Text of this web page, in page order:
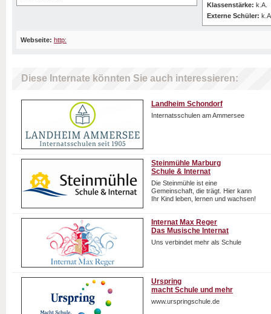
Klassenstärke: k.A.
Externe Schüler:
Webseite: http:
Diese Internate könnten Sie auch interessieren:
Landheim Schondorf
Internatsschulen am Ammersee
Steinmühle Marburg
Schule & Internat
Die Steinmühle ist eine
Gemeinschaft, die trägt. Hier kann
Ihr Kind leben, lernen und wachsen!
Internat Max Reger
Das Musische Internat
Uns verbindet mehr als Schule
Urspring
macht Schule und mehr
www.urspringschule.de